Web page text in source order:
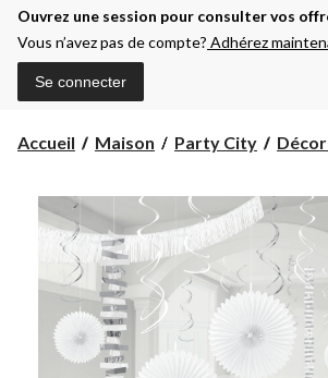
Ouvrez une session pour consulter vos
Vous n’avez pas de compte? Adhérez
Se connecter
Accueil Maison Party City